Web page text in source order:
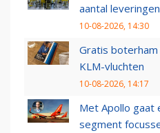
aantal
10-08-2026, 14:30
Gratis
KLM-vluchten
10-08-2026, 14:17
Met Apollo gaat
segment